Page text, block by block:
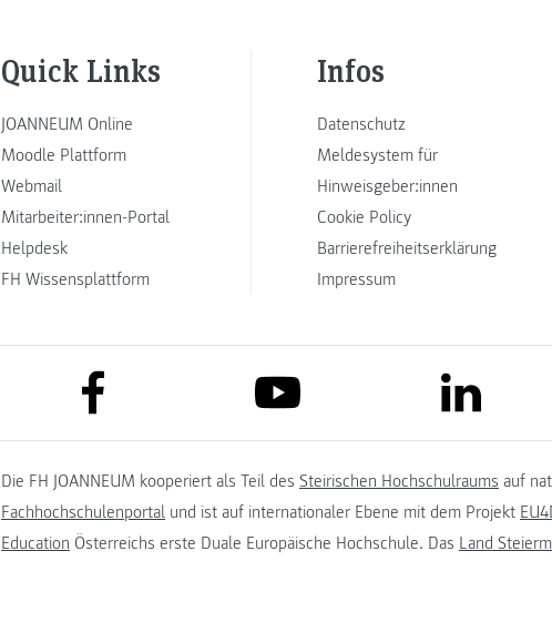
Quick Links
JOANNEUM Online
Moodle Plattform
Webmail
Mitarbeiter:innen-Portal
Helpdesk
FH Wissensplattform
Infos
Datenschutz
Meldesystem für
Hinweisgeber:innen
Cookie Policy
Barrierefreiheitserklärung
Impressum
link to facebook link to youtube link to
Die FH JOANNEUM kooperiert als Teil des Steirischen Hochschulraums auf
Fachhochschulenportal und ist auf internationaler Ebene mit dem Projekt
Education Österreichs erste Duale Europäische Hochschule. Das Land